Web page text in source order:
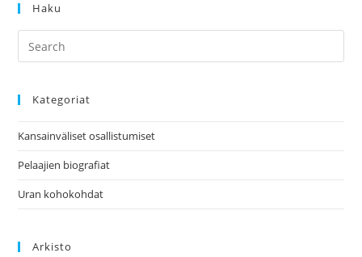
Haku
Kategoriat
Kansainväliset osallistumiset
Pelaajien biografiat
Uran kohokohdat
Arkisto